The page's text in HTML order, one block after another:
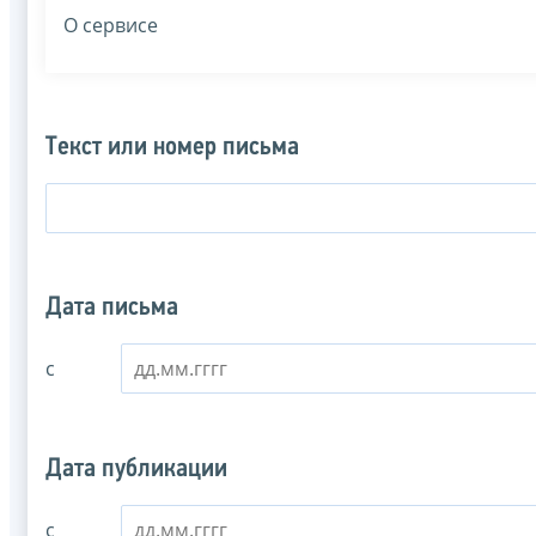
О сервисе
Текст или номер письма
Дата письма
с
Дата публикации
с